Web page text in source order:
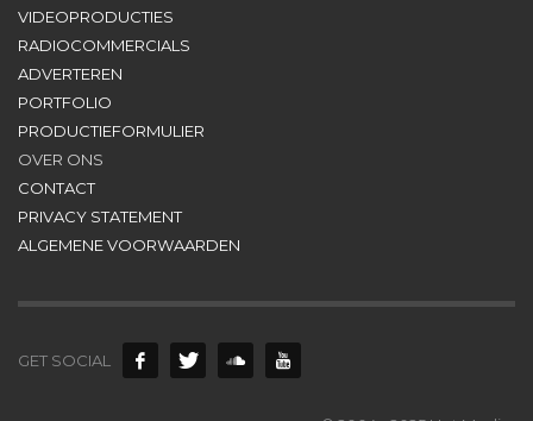
VIDEOPRODUCTIES
RADIOCOMMERCIALS
ADVERTEREN
PORTFOLIO
PRODUCTIEFORMULIER
OVER ONS
CONTACT
PRIVACY STATEMENT
ALGEMENE VOORWAARDEN
GET SOCIAL